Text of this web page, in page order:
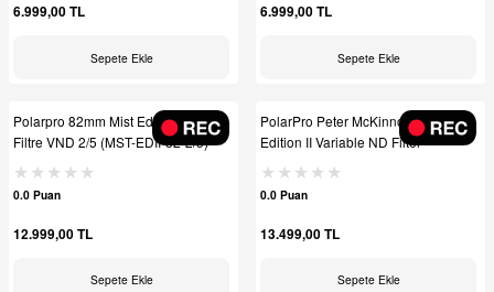
6.999,00 TL
Sepete Ekle
6.999,00 TL
Sepete Ekle
Polarpro 82mm Mist Edition ND
Filtre VND 2/5 (MST-EDII-82-2/5)
0.0 Puan
12.999,00 TL
Sepete Ekle
PolarPro Peter McKinnon Signature
Edition II Variable ND Filter
0.0 Puan
13.499,00 TL
Sepete Ekle